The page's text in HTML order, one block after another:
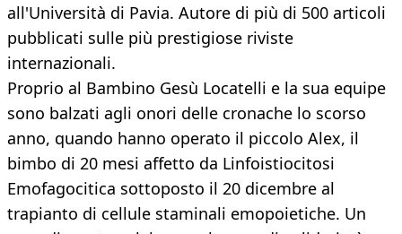
all'Università di Pavia. Autore di più di 500 articoli
pubblicati sulle più prestigiose riviste
internazionali.
Proprio al Bambino Gesù Locatelli e la sua equipe
sono balzati agli onori delle cronache lo scorso
anno, quando hanno operato il piccolo Alex, il
bimbo di 20 mesi affetto da Linfoistiocitosi
Emofagocitica sottoposto il 20 dicembre al
trapianto di cellule staminali emopoietiche. Un